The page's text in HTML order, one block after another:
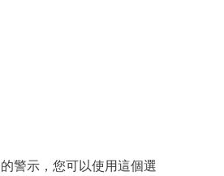
警示，您可以使用這個選